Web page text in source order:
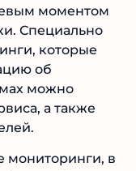
моментом
Специально
которые
об
можно
а также
мониторинги, в